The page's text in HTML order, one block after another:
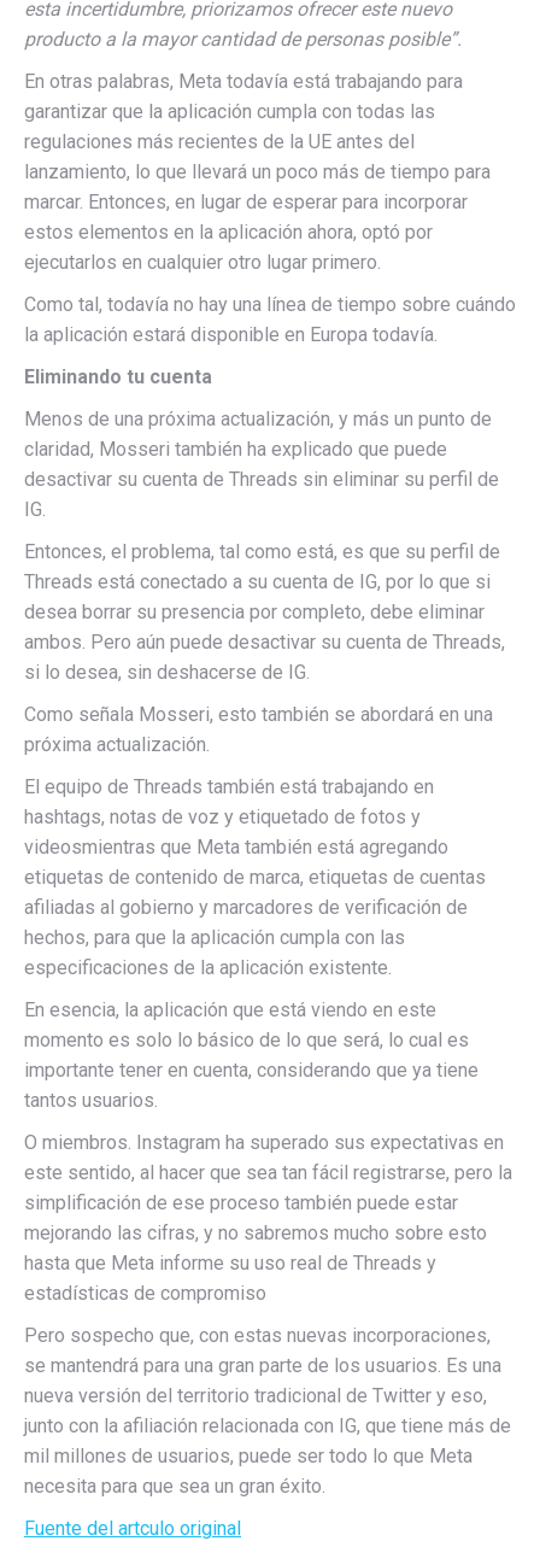
esta incertidumbre, priorizamos ofrecer este nuevo
producto a la mayor cantidad de personas posible”.
En otras palabras, Meta todavía está trabajando para
garantizar que la aplicación cumpla con todas las
regulaciones más recientes de la UE antes del
lanzamiento, lo que llevará un poco más de tiempo para
marcar. Entonces, en lugar de esperar para incorporar
estos elementos en la aplicación ahora, optó por
ejecutarlos en cualquier otro lugar primero.
Como tal, todavía no hay una línea de tiempo sobre cuándo
la aplicación estará disponible en Europa todavía.
Eliminando tu cuenta
Menos de una próxima actualización, y más un punto de
claridad, Mosseri también ha explicado que puede
desactivar su cuenta de Threads sin eliminar su perfil de
IG.
Entonces, el problema, tal como está, es que su perfil de
Threads está conectado a su cuenta de IG, por lo que si
desea borrar su presencia por completo, debe eliminar
ambos. Pero aún puede desactivar su cuenta de Threads,
si lo desea, sin deshacerse de IG.
Como señala Mosseri, esto también se abordará en una
próxima actualización.
El equipo de Threads también está trabajando en
hashtags, notas de voz y etiquetado de fotos y
videosmientras que Meta también está agregando
etiquetas de contenido de marca, etiquetas de cuentas
afiliadas al gobierno y marcadores de verificación de
hechos, para que la aplicación cumpla con las
especificaciones de la aplicación existente.
En esencia, la aplicación que está viendo en este
momento es solo lo básico de lo que será, lo cual es
importante tener en cuenta, considerando que ya tiene
tantos usuarios.
O miembros. Instagram ha superado sus expectativas en
este sentido, al hacer que sea tan fácil registrarse, pero la
simplificación de ese proceso también puede estar
mejorando las cifras, y no sabremos mucho sobre esto
hasta que Meta informe su uso real de Threads y
estadísticas de compromiso
Pero sospecho que, con estas nuevas incorporaciones,
se mantendrá para una gran parte de los usuarios. Es una
nueva versión del territorio tradicional de Twitter y eso,
junto con la afiliación relacionada con IG, que tiene más de
mil millones de usuarios, puede ser todo lo que Meta
necesita para que sea un gran éxito.
Fuente del artculo original